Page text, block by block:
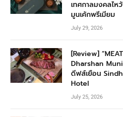
เทศกาลมงคลไ
มูนเค้กพรีเมียม
July 29, 2026
[Review]
Dharshan
ดีฟส์เยือน
Hotel
July 25, 2026